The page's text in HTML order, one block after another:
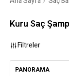
Kuru Saç
Filtreler
PANORAMA